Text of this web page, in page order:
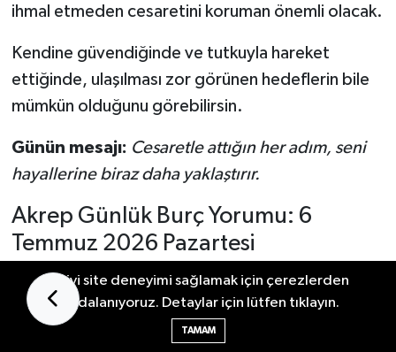
ihmal etmeden cesaretini koruman önemli olacak.
Kendine güvendiğinde ve tutkuyla hareket
ettiğinde, ulaşılması zor görünen hedeflerin bile
mümkün olduğunu görebilirsin.
Günün mesajı: Cesaretle attığın her adım, seni
hayallerine biraz daha yaklaştırır.
Akrep Günlük Burç Yorumu: 6
Temmuz 2026 Pazartesi
En iyi site deneyimi sağlamak için çerezlerden
faydalanıyoruz. Detaylar için lütfen tıklayın.
TAMAM